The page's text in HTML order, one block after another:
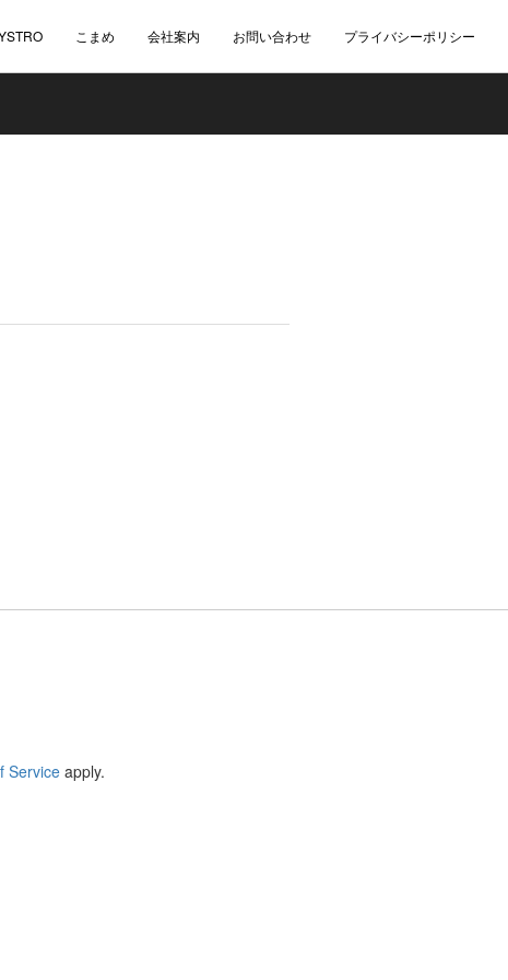
こまめ 会社案内 お問い合わせ プライバシーポリシー
Serviceapply.